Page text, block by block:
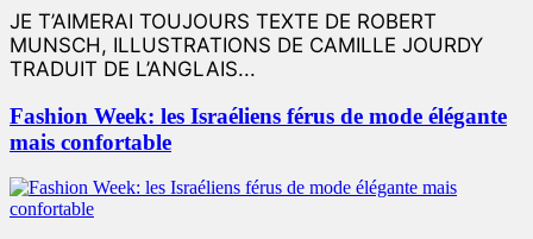
JE T’AIMERAI TOUJOURS TEXTE DE ROBERT
MUNSCH, ILLUSTRATIONS DE CAMILLE JOURDY
TRADUIT DE L’ANGLAIS...
Fashion Week: les Israéliens férus de mode élégante
mais confortable